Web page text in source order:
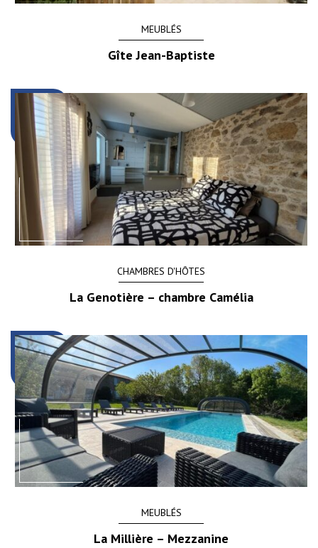
MEUBLÉS
Gîte Jean-Baptiste
CHAMBRES D'HÔTES
La Genotière – chambre Camélia
MEUBLÉS
La Millière – Mezzanine